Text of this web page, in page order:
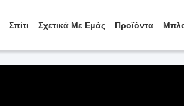
Σπίτι Σχετικά Με Εμάς Προϊόντα